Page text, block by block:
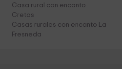
Casa rural con encanto
Cretas
Casas rurales con encanto La
Fresneda